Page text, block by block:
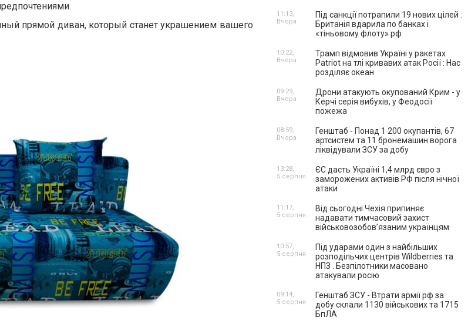
прямой диван, который станет украшением вашего
Під санкції потрапили 19 нових цілей .
Британія вдарила по банках і
«тіньовому флоту» рф
11:13,
Вчора
Трамп відмовив Україні у ракетах
Patriot на тлі кривавих атак Росії : Нас
розділяє океан
10:22,
Вчора
Дрони атакують окупований Крим - у
Керчі серія вибухів, у Феодосії
пожежа
09:29,
Вчора
Генштаб - Понад 1 200 окупантів, 67
артсистем та 11 бронемашин ворога
ліквідували ЗСУ за добу
08:59,
Вчора
ЄС дасть Україні 1,4 млрд євро з
заморожених активів РФ після нічної
атаки
13:28,
5 серпня
Від сьогодні Чехія припиняє
надавати тимчасовий захист
військовозобов’язаним українцям
11:17,
5 серпня
Під ударами один з найбільших
розподільчих центрів Wildberries та
НПЗ . Безпілотники масовано
атакували росію
10:57,
5 серпня
Генштаб ЗСУ - Втрати армії рф за
добу склали 1130 військових та 1715
БпЛА
09:14,
5 серпня